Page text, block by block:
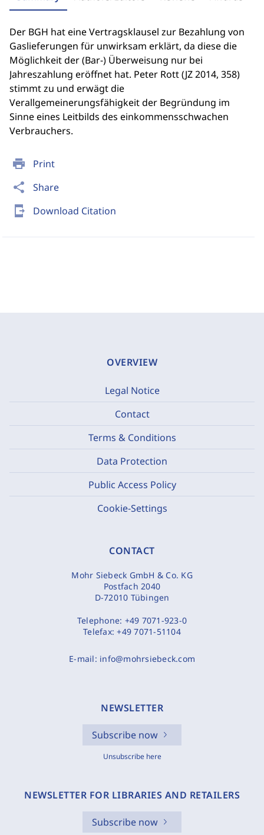
print Print
share Share
send_to_mobile Download Citation
Der BGH hat eine Vertragsklausel zur Bezahlung von
Gaslieferungen für unwirksam erklärt, da diese die
Möglichkeit der (Bar-) Überweisung nur bei
Jahreszahlung eröffnet hat. Peter Rott (JZ 2014, 358)
stimmt zu und erwägt die
Verallgemeinerungsfähigkeit der Begründung im
Sinne eines Leitbilds des einkommensschwachen
Verbrauchers.
OVERVIEW
Legal Notice
Contact
Terms & Conditions
Data Protection
Public Access Policy
Cookie-Settings
CONTACT
Mohr Siebeck GmbH & Co. KG
Postfach 2040
D-72010 Tübingen
Telephone: +49 7071-923-0
Telefax:+49 7071-51104
E-mail: info@mohrsiebeck.com
NEWSLETTER
Subscribe now
Unsubscribe here
NEWSLETTER FOR LIBRARIES AND RETAILERS
Subscribe now